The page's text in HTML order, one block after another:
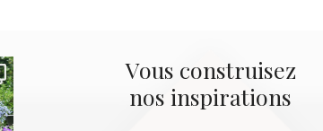
Vous construisez
nos inspirations